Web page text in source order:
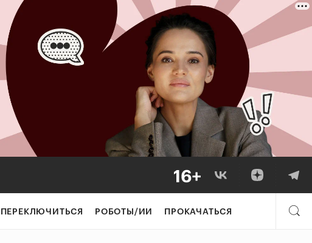
ПЕРЕКЛЮЧИТЬСЯ РОБОТЫ/ИИ ПРОКАЧАТЬСЯ